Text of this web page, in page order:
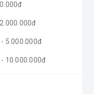
5.000.000đ
10.000.000đ